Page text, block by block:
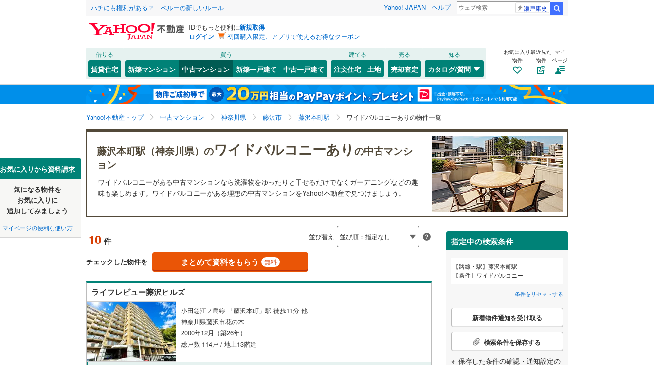
ハチにも権利がある？ ペルーの新しいルール Yahoo! JAPAN ヘルプ 瀬戸康史
IDでもっと便利に新規取得
ログイン
初回購入限定、アプリで使えるお得なクーポン
借りる
賃貸住宅
買う
新築マンション 中古マンション 新築一戸建て 中古一戸建て
建てる
注文住宅 土地
売る
売却査定
知る
カタログ/質問
お気に入り
物件
最近見た
物件
マイ
ページ
Yahoo!不動産トップ 中古マンション 神奈川県 藤沢市 藤沢本町駅 ワイドバルコニーありの物件一覧
お気に入りから資料請求
気になる物件を
お気に入りに
追加してみましょう
マイページの便利な使い方
藤沢本町駅（神奈川県）のワイドバルコニーあり の中古マンシ
ョン
ワイドバルコニーがある中古マンションなら洗濯物をゆったりと干せるだけでなくガーデニングなどの趣
味も楽しめます。ワイドバルコニーがある理想の中古マンションをYahoo!不動産で見つけましょう。
10 件 並び替え
チェックした物件を まとめて資料をもらう 無料
ライフレビュー藤沢ヒルズ
小田急江ノ島線 「藤沢本町」駅 徒歩11分 他
神奈川県藤沢市花の木
2000年12月（築26年）
総戸数 114戸 / 地上13階建
指定中の検索条件
路線・駅
藤沢本町駅
条件
ワイドバルコニー
条件をリセットする
こ
検
条
件
新着物件通知を受け取る
検索条件を保存する
保存した条件の確認・通知設定の
北海道 北海道
東北 青森 岩手 宮城 秋田 山形 福島
関東 東京 神奈川 埼玉 千葉 茨城 栃木
長野 石川
東海
近畿 大阪 兵庫 京都 滋賀 奈良 和歌山
中国 鳥取 島根 岡山 広島 山口
高知
福岡 佐賀 長崎 鹿児島
該当物件0件 条件をリセットする
該当物件0件 条件をリセットする
該当物件0件 条件をリセットする
JR 函館本線(2) 札沼線(0) 千歳線(1)
石勝線(0) 室蘭本線(0) 日高本線(0)
根室本線(0) 富良野線(0) 宗谷本線(0)
石北本線( ) 釧網本線 (0)
常磐線(229) 水郡線(1) 川越線(77)
高崎線(165) 上越線( 2) 吾妻線(0)
日光線 6)
烏山線
(6) 仙山線(42 ) 仙石線(35)
大船渡線(1)
釜石線(0)
花輪線 (0) 八戸線(1)
大湊線(0)
陸羽西線 (0)
男鹿線(0) (0)
羽越本線( 0) 信越本線(5)
飯山線
0 弥彦線(0)
該当物件0件 条件をリセットする
(31) (29) (12) (8) (17) 桜ケ丘 (5) (7) (13) (10) (10)
(10 ( ) (4) (6) 片瀬江ノ島
該当物件0件 条件をリセットする
こだわり条件 リフォーム、リノベーション
リノベーション・リフォーム
（10）
築古・築30年以上（4）
共用設備
自転車置き場（9）
トランクルーム
5 エレベーター （ 10） バイク置き場（4）
駐車場空きあり（近隣を含む）
（9）
オートロック （9 ） 防犯カメラ （3 ）
管理・管理規約
24時間有人管理（0）
配置、向き、建ち方、日当たり
2階以上 （10）
階下に住戸なし（0） 最上階（2）
構造・規模・施工・品質・工法関連
制震構造（0）
該当物件0件 条件をリセットする
検索条件を保存しました
この検索条件の新着物件通知は、 マイページから設定できます。
保存した条件を見る
藤沢本町駅、ワイドバルコニー
検索条件を保存する
マイページ